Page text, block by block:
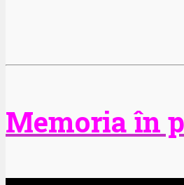
Memoria în